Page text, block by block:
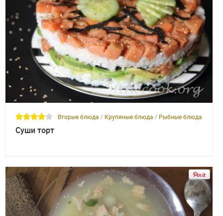
Вторые блюда / Крупяные блюда / Рыбные блюда
Суши торт